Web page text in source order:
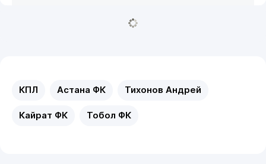
КПЛ Астана ФК Тихонов Андрей
Кайрат ФК Тобол ФК